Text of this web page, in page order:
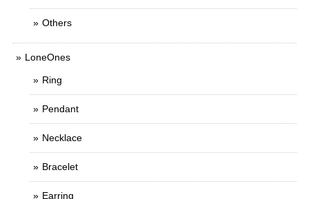
Others
LoneOnes
Ring
Pendant
Necklace
Bracelet
Earring